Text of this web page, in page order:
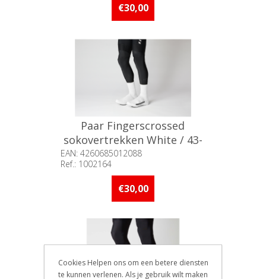
€30,00
Paar Fingerscrossed
sokovertrekken White / 43-
46
EAN: 4260685012088
Ref.: 1002164
Beschikbaarheid:: Niet voorradig
€30,00
Cookies Helpen ons om een betere diensten
te kunnen verlenen. Als je gebruik wilt maken